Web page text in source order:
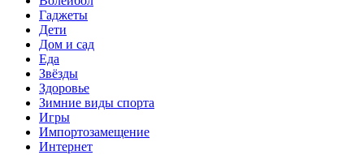
Гаджеты
Дети
Дом и сад
Еда
Звёзды
Здоровье
Зимние виды спорта
Игры
Импортозамещение
Интернет